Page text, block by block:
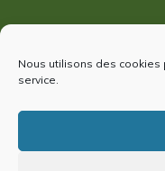
Nous utilisons des
service.
VOUS